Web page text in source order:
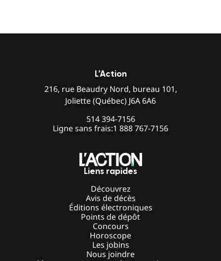
L’Action
216, rue Beaudry Nord, bureau 101,
Joliette (Québec) J6A 6A6
514 394-7156
Ligne sans frais:1 888 767-7156
Liens rapides
Découvrez
Avis de décès
Éditions électroniques
Points de dépôt
Concours
Horoscope
Les jobins
Nous joindre